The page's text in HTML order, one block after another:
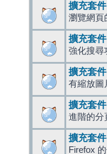
擴充套
瀏覽網頁
擴充套
強化搜尋
擴充套
有縮放圖
擴充套
進階的分
擴充套
Firefox